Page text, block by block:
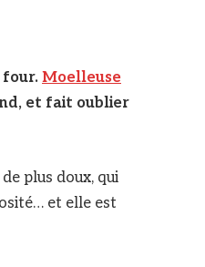
four.Moelleuse
et fait oublier
plus doux, qui
et elle est